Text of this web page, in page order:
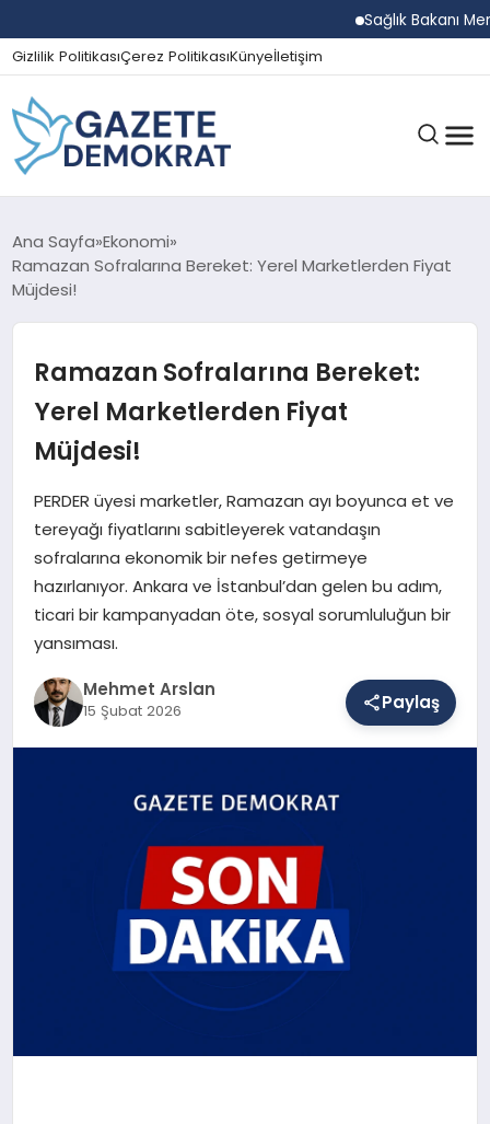
Sağlık Bakanı
Gizlilik PolitikasıÇerez PolitikasıKünyeİletişim
GÜNDEM
EKONOMI
SPOR
SAĞLIK
EĞITIM
DÜNYA
Ana Sayfa Ekonomi
Ramazan Sofralarına Bereket: Yerel Marketlerden Fiyat
Müjdesi!
Ramazan Sofralarına Bereket:
Yerel Marketlerden Fiyat
Müjdesi!
PERDER üyesi marketler, Ramazan ayı boyunca et ve
tereyağı fiyatlarını sabitleyerek vatandaşın
sofralarına ekonomik bir nefes getirmeye
hazırlanıyor. Ankara ve İstanbul’dan gelen bu adım,
ticari bir kampanyadan öte, sosyal sorumluluğun bir
yansıması.
Mehmet Arslan
15 Şubat 2026 Paylaş